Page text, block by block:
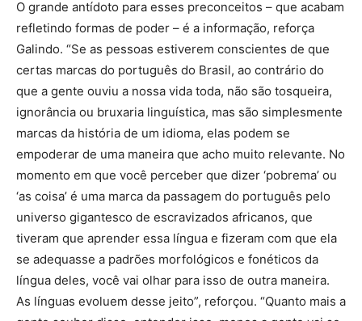
O grande antídoto para esses preconceitos – que acabam
refletindo formas de poder – é a informação, reforça
Galindo. “Se as pessoas estiverem conscientes de que
certas marcas do português do Brasil, ao contrário do
que a gente ouviu a nossa vida toda, não são tosqueira,
ignorância ou bruxaria linguística, mas são simplesmente
marcas da história de um idioma, elas podem se
empoderar de uma maneira que acho muito relevante. No
momento em que você perceber que dizer ‘pobrema’ ou
‘as coisa’ é uma marca da passagem do português pelo
universo gigantesco de escravizados africanos, que
tiveram que aprender essa língua e fizeram com que ela
se adequasse a padrões morfológicos e fonéticos da
língua deles, você vai olhar para isso de outra maneira.
As línguas evoluem desse jeito”, reforçou. “Quanto mais a